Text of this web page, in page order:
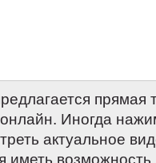
прямая
Иногда
актуальное
возможность